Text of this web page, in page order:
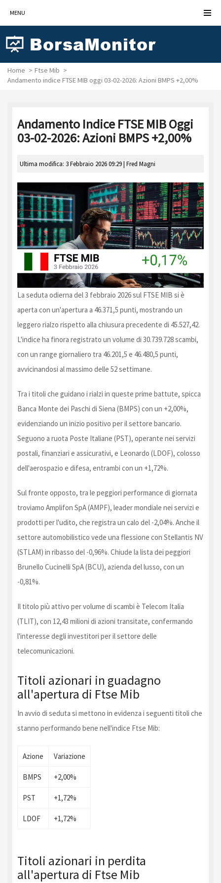
MENU
Home
Ftse Mib
Andamento indice FTSE MIB oggi 03-02-2026: Azioni BMPS +2,00%
Andamento Indice FTSE MIB Oggi
03-02-2026: Azioni BMPS +2,00%
Ultima modifica: 3 Febbraio 2026 09:29 | Fred Magni
La seduta odierna del 3 febbraio 2026 sul FTSE MIB si è
aperta con un'apertura a 46.371,5 punti, mostrando un
leggero rialzo rispetto alla chiusura precedente di 45.527,42.
L'indice ha finora registrato un volume di 30.739.728 scambi,
con un range giornaliero tra 46.201,5 e 46.480,5 punti,
avvicinandosi al massimo delle 52 settimane.
Tra i titoli che guidano i rialzi in queste prime battute, spicca
Banca Monte dei Paschi di Siena (BMPS) con un +2,00%,
evidenziando un inizio positivo per il settore bancario.
Seguono a ruota Poste Italiane (PST), operante nei servizi
postali, finanziari e assicurativi, e Leonardo (LDOF), colosso
dell'aerospazio e difesa, entrambi con un +1,72%.
Sul fronte opposto, tra le peggiori performance di giornata
troviamo Amplifon SpA (AMPF), leader mondiale nei servizi e
prodotti per l'udito, che registra un calo del -2,04%. Anche il
settore automobilistico vede una flessione con Stellantis NV
(STLAM) in ribasso del -0,96%. Chiude la lista dei peggiori
Brunello Cucinelli SpA (BCU), azienda del lusso, con un
-0,81%.
Il titolo più attivo per volume di scambi è Telecom Italia
(TLIT), con 12,43 milioni di azioni transitate, confermando
l'interesse degli investitori per il settore delle
telecomunicazioni.
Titoli azionari in guadagno
all'apertura di Ftse Mib
In avvio di seduta si mettono in evidenza i seguenti titoli che
stanno performando bene nell'indice Ftse Mib:
Azione Variazione
BMPS +2,00%
PST +1,72%
LDOF +1,72%
Titoli azionari in perdita
all'apertura di Ftse Mib